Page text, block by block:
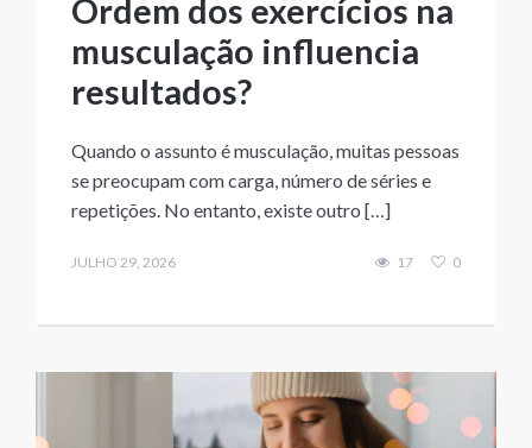
Ordem dos exercícios na
musculação influencia
resultados?
Quando o assunto é musculação, muitas pessoas
se preocupam com carga, número de séries e
repetições. No entanto, existe outro […]
JULHO 29, 2026 17 0